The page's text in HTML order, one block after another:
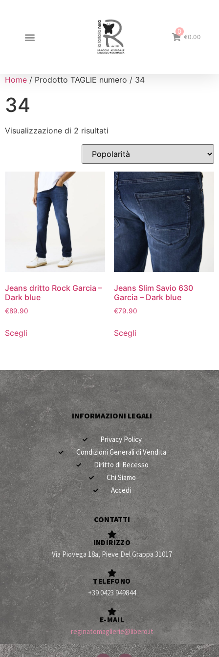
0
€0.00
Home / Prodotto TAGLIE numero / 34
34
Visualizzazione di 2 risultati
Jeans dritto Rock Garcia –
Dark blue
€89.90
Scegli
Jeans Slim Savio 630
Garcia – Dark blue
€79.90
Scegli
INFORMAZIONI LEGALI
Privacy Policy
Condizioni Generali di Vendita
Diritto di Recesso
Chi Siamo
Accedi
CONTATTI
INDIRIZZO
Via Piovega 18a, Pieve Del Grappa 31017
TELEFONO
+39 0423 949844
E-MAIL
reginatomaglierie@libero.it